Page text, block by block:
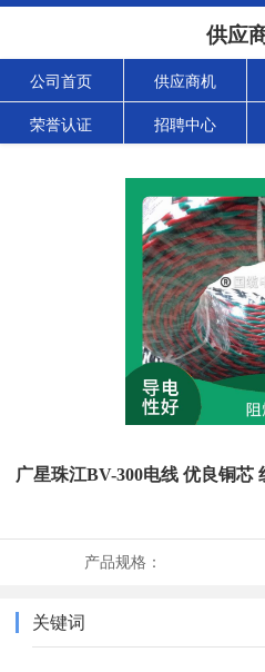
供应
公司首页 供应商机
荣誉认证 招聘中心
广星珠江BV-300电线 优良铜芯
产品规格：
关键词